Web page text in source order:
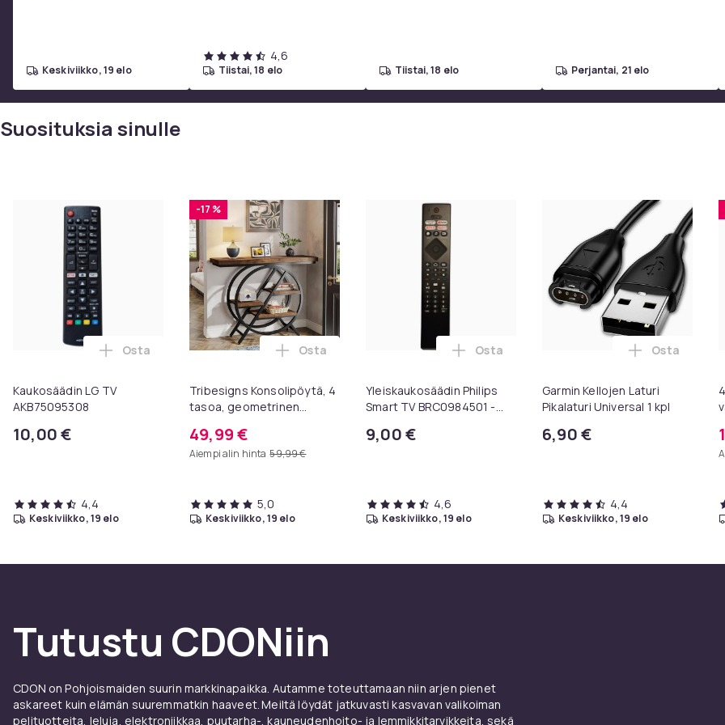
keskiviikko, 19 elo
4,6
tiistai, 18 elo tiistai, 18 elo perjantai, 21 elo
Suosituksia sinulle
Kaukosäädin LG TV
AKB75095308
10,00 €
Lisää Kaukosäädin LG TV AKB75095308 ostoskoriin
Osta
4,4
keskiviikko, 19 elo
-17 %
Tribesigns Konsolipöytä, 4
tasoa, geometrinen
cm, eteispöytä, sivupöytä,
sohvapöytä
49,99 €
Aiempi alin hinta 59,99 €
Lisää Tribesigns Konsolipöytä, 4 tasoa, geometrinen metallirunko, 100
Osta
5,0
keskiviikko, 19 elo
Yleiskaukosäädin Philips
Smart TV BRC0984501 -
9,00 €
Lisää Yleiskaukosäädin Philips Smart TV
Osta
4,6
keskiviikko, 19 elo
Garmin Kellojen Laturi
Pikalaturi Universal 1 kpl
6,90 €
Lisää
Osta
4,4
keskiviikko, 19 elo
Tutustu CDONiin
CDON on Pohjoismaiden suurin markkinapaikka. Autamme toteuttamaan niin arjen pienet
askareet kuin elämän suuremmatkin haaveet. Meiltä löydät jatkuvasti kasvavan valikoiman
pelituotteita, leluja, elektroniikkaa, puutarha-, kauneudenhoito- ja lemmikkitarvikkeita, sekä